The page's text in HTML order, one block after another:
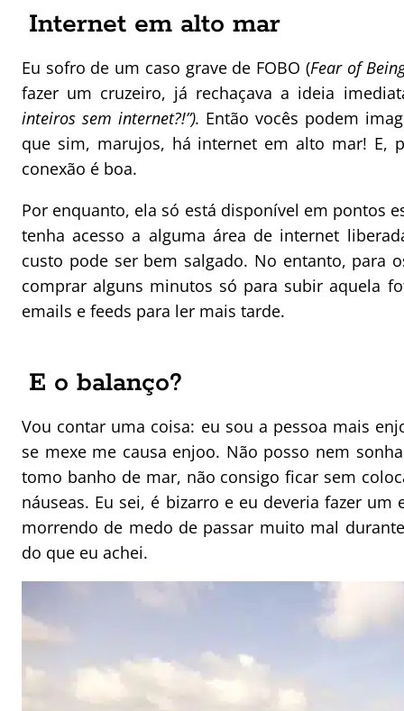
Internet em alto mar
Eu sofro de um caso grave de FOBO (Fear of
fazer um cruzeiro, já rechaçava a ideia
inteiros sem internet?!”). Então vocês podem
que sim, marujos, há internet em alto mar! E,
conexão é boa.
Por enquanto, ela só está disponível em pontos
tenha acesso a alguma área de internet
custo pode ser bem salgado. No entanto, para
comprar alguns minutos só para subir aquela
emails e feeds para ler mais tarde.
E o balanço?
Vou contar uma coisa: eu sou a pessoa mais
se mexe me causa enjoo. Não posso nem
tomo banho de mar, não consigo ficar sem
náuseas. Eu sei, é bizarro e eu deveria fazer
morrendo de medo de passar muito mal
do que eu achei.